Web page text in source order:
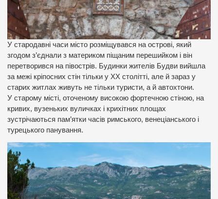
У стародавні часи місто розміщувався на острові, який
згодом з’єднали з материком піщаним перешийком і він
перетворився на півострів. Будинки жителів Будви вийшла
за межі кріпосних стін тільки у ХХ столітті, але й зараз у
старих житлах живуть не тільки туристи, а й автохтони.
У старому місті, оточеному високою фортечною стіною, на
кривих, вузеньких вуличках і крихітних площах
зустрічаються пам’ятки часів римського, венеціанського і
турецького панування.